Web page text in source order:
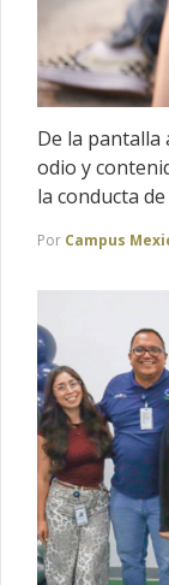
De la pantalla
odio y
la conducta
Por Campus